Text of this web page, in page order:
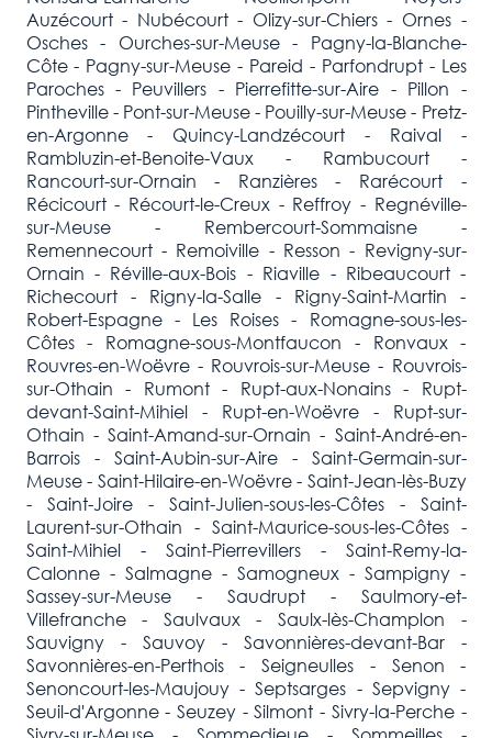
Auzécourt - Nubécourt - Olizy-sur-Chiers - Ornes -
Osches - Ourches-sur-Meuse - Pagny-la-Blanche-
Côte - Pagny-sur-Meuse - Pareid - Parfondrupt - Les
Paroches - Peuvillers - Pierrefitte-sur-Aire - Pillon -
Pintheville - Pont-sur-Meuse - Pouilly-sur-Meuse - Pretz-
en-Argonne - Quincy-Landzécourt - Raival -
Rambluzin-et-Benoite-Vaux - Rambucourt -
Rancourt-sur-Ornain - Ranzières - Rarécourt -
Récicourt - Récourt-le-Creux - Reffroy - Regnéville-
sur-Meuse - Rembercourt-Sommaisne -
Remennecourt - Remoiville - Resson - Revigny-sur-
Ornain - Réville-aux-Bois - Riaville - Ribeaucourt -
Richecourt - Rigny-la-Salle - Rigny-Saint-Martin -
Robert-Espagne - Les Roises - Romagne-sous-les-
Côtes - Romagne-sous-Montfaucon - Ronvaux -
Rouvres-en-Woëvre - Rouvrois-sur-Meuse - Rouvrois-
sur-Othain - Rumont - Rupt-aux-Nonains - Rupt-
devant-Saint-Mihiel - Rupt-en-Woëvre - Rupt-sur-
Othain - Saint-Amand-sur-Ornain - Saint-André-en-
Barrois - Saint-Aubin-sur-Aire - Saint-Germain-sur-
Meuse - Saint-Hilaire-en-Woëvre - Saint-Jean-lès-Buzy
- Saint-Joire - Saint-Julien-sous-les-Côtes - Saint-
Laurent-sur-Othain - Saint-Maurice-sous-les-Côtes -
Saint-Mihiel - Saint-Pierrevillers - Saint-Remy-la-
Calonne - Salmagne - Samogneux - Sampigny -
Sassey-sur-Meuse - Saudrupt - Saulmory-et-
Villefranche - Saulvaux - Saulx-lès-Champlon -
Sauvigny - Sauvoy - Savonnières-devant-Bar -
Savonnières-en-Perthois - Seigneulles - Senon -
Senoncourt-les-Maujouy - Septsarges - Sepvigny -
Seuil-d'Argonne - Seuzey - Silmont - Sivry-la-Perche -